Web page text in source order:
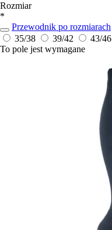
Rozmiar
*
Przewodnik po rozmiarach
35/38
39/42
43/46
To pole jest wymagane